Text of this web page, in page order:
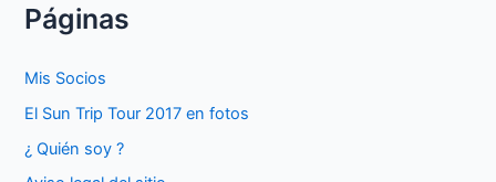
c
o
Páginas
Mis Socios
El Sun Trip Tour 2017 en fotos
¿ Quién soy ?